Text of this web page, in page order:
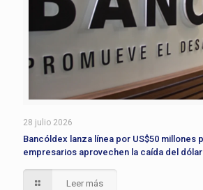
28 julio 2026
Bancóldex lanza línea por US$50 millones
empresarios aprovechen la caída del dólar
Leer más